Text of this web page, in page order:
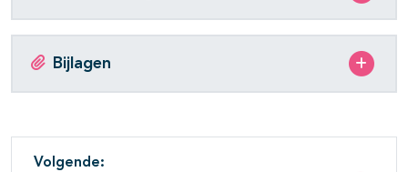
Bijlagen
Volgende: